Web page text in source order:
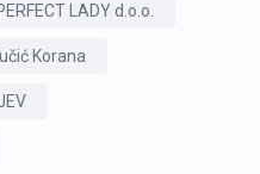
LADY d.o.o.
Korana